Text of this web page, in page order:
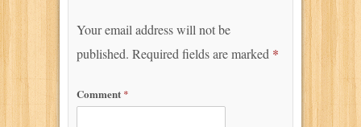
Your email address will not be
published. Required fields are marked *
Comment *